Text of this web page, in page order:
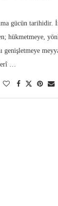
gücün tarihidir.
hükmetmeye,
genişletmeye
…